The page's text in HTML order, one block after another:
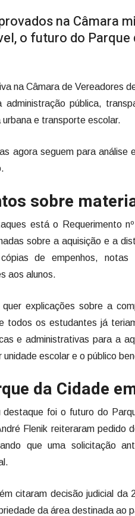
na Câmara
o futuro do
na Câmara de Vereadores
administração pública,
e transporte escolar.
agora seguem para
sobre
está o Requerimento
sobre a aquisição e a
de empenhos,
aos alunos.
explicações sobre a
todos os estudantes já
e administrativas para a
escolar e o público
da Cidade
destaque foi o futuro do
Flenik reiteraram pedido
que uma solicitação
citaram decisão judicial da
da área destinada ao